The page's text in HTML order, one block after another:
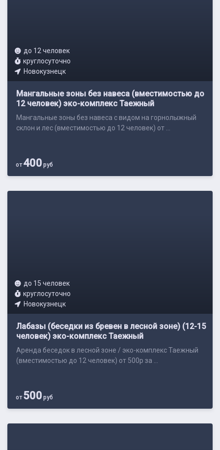
до 12 человек
круглосуточно
Новокузнецк
Мангальные зоны без навеса (вместимостью до
12 человек) эко-комплекс Таежный
Мангальные зоны без навеса с видом на горнолыжный
склон и лес (вместимостью до 12 человек) от ...
от400 руб
до 15 человек
круглосуточно
Новокузнецк
Лабазы (беседки из бревен в лесной зоне) (12-15
человек) эко-комплекс Таежный
Аренда беседок в лесной зоне / эко-комплекс Таежный
(вместимостью до 12 человек) от 500р за ...
от500 руб